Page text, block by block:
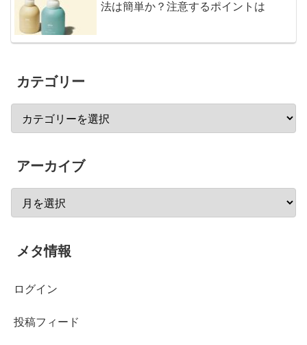
法は簡単か？注意するポイントは
カテゴリー
アーカイブ
メタ情報
ログイン
投稿フィード